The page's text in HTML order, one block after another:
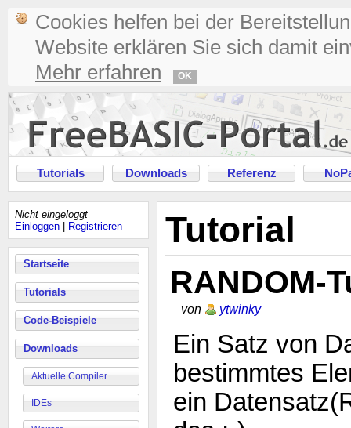
Cookies helfen bei der
Website erklären Sie sich damit
Mehr erfahren
OK
Tutorials Downloads Referenz
Nicht eingeloggt
Einloggen
Registrieren
Startseite
Tutorials
Code-Beispiele
Downloads
Aktuelle Compiler
IDEs
Tutorial
RANDOM-
von ytwinky
Ein Satz von
bestimmtes
ein